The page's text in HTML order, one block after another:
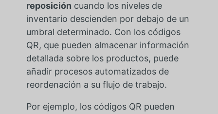
reposición cuando los niveles de
inventario descienden por debajo de un
umbral determinado. Con los códigos
QR, que pueden almacenar información
detallada sobre los productos, puede
añadir procesos automatizados de
reordenación a su flujo de trabajo.
Por ejemplo, los códigos QR pueden